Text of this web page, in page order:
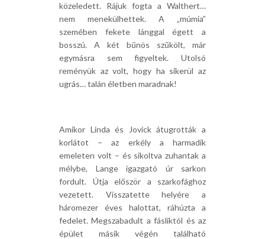
közeledett. Rájuk fogta a Walthert…
nem menekülhettek. A „múmia”
szemében fekete lánggal égett a
bosszú. A két bűnös szűkölt, már
egymásra sem figyeltek. Utolsó
reményük az volt, hogy ha sikerül az
ugrás… talán életben maradnak!
Amikor Linda és Jovick átugrották a
korlátot – az erkély a harmadik
emeleten volt – és sikoltva zuhantak a
mélybe, Lange igazgató úr sarkon
fordult. Útja először a szarkofághoz
vezetett. Visszatette helyére a
háromezer éves halottat, ráhúzta a
fedelet. Megszabadult a fásliktól és az
épület másik végén található